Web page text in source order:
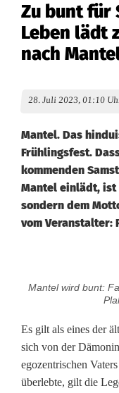
Zu bunt für
Leben lädt
nach
28. Juli 2023, 01:10
Mantel. Das
Frühlingsfest.
kommenden
Mantel einlädt, ist
sondern dem
vom Veranstalter:
b
u
n
Mantel wird bunt:
Es gilt als eines der
sich von der
egozentrischen
überlebte, gilt die